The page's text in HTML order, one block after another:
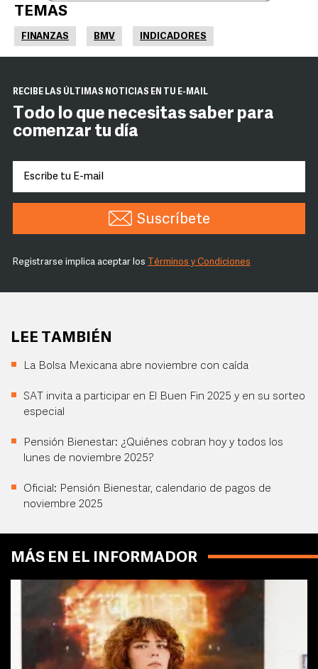
TEMAS
FINANZAS BMV INDICADORES
RECIBE LAS ÚLTIMAS NOTICIAS EN TU E-MAIL
Todo lo que necesitas saber para
comenzar tu día
Suscríbete
Registrarse implica aceptar los Términos y Condiciones
LEE TAMBIÉN
La Bolsa Mexicana abre noviembre con caída
SAT invita a participar en El Buen Fin 2025 y en su sorteo
especial
Pensión Bienestar: ¿Quiénes cobran hoy y todos los
lunes de noviembre 2025?
Oficial: Pensión Bienestar, calendario de pagos de
noviembre 2025
MÁS EN EL INFORMADOR